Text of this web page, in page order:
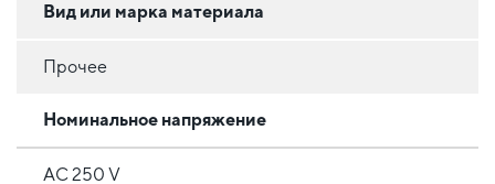
Вид или марка материала
Прочее
Номинальное напряжение
AC 250 V